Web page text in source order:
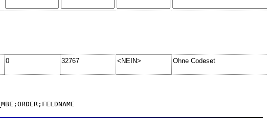
0 32767 <NEIN> Ohne Codeset